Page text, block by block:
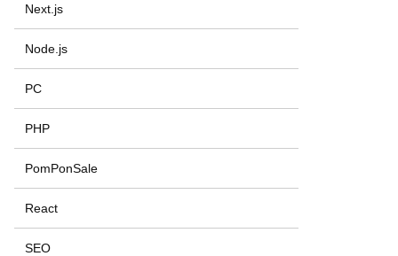
Next.js
Node.js
PC
PHP
PomPonSale
React
SEO